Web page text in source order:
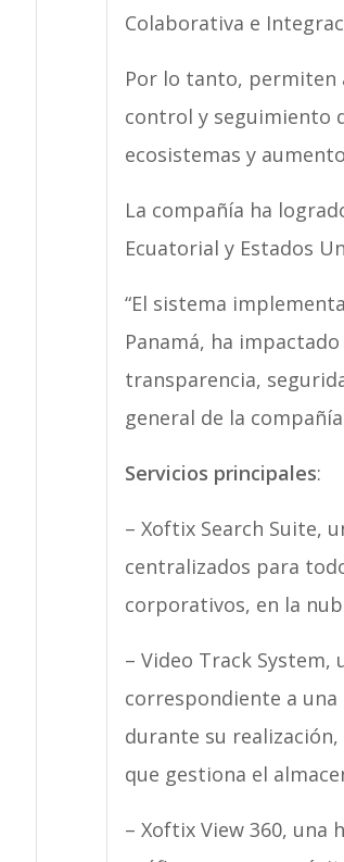
Colaborativa e
Por lo tanto, permiten
control y seguimiento
ecosistemas y
La compañía ha
Ecuatorial y Estados
“El sistema
Panamá, ha
transparencia,
general de la
Servicios principales:
– Xoftix Search Suite,
centralizados para
corporativos, en la
– Video Track
correspondiente a
durante su
que gestiona el
– Xoftix View 360,